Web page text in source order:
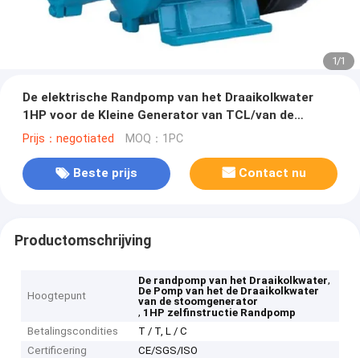
1/1
De elektrische Randpomp van het Draaikolkwater
1HP voor de Kleine Generator van TCL/van de
Stoom
Prijs：negotiated MOQ：1PC
Beste prijs Contact nu
Productomschrijving
Hoogtepunt
De randpomp van het Draaikolkwater,
De Pomp van het de Draaikolkwater
van de stoomgenerator
, 1HP zelfinstructie Randpomp
Betalingscondities
T / T, L / C
Certificering
CE/SGS/ISO